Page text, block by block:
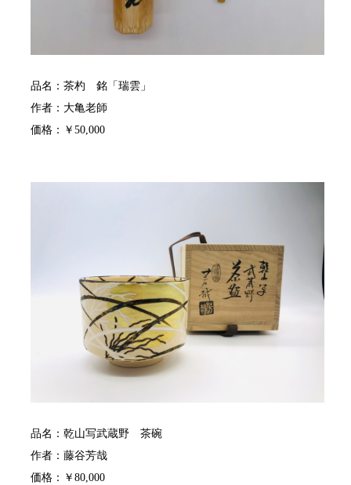
品名：茶杓 銘「瑞雲」
作者：大亀老師
価格：￥50,000
品名：乾山写武蔵野 茶碗
作者：藤谷芳哉
価格：￥80,000